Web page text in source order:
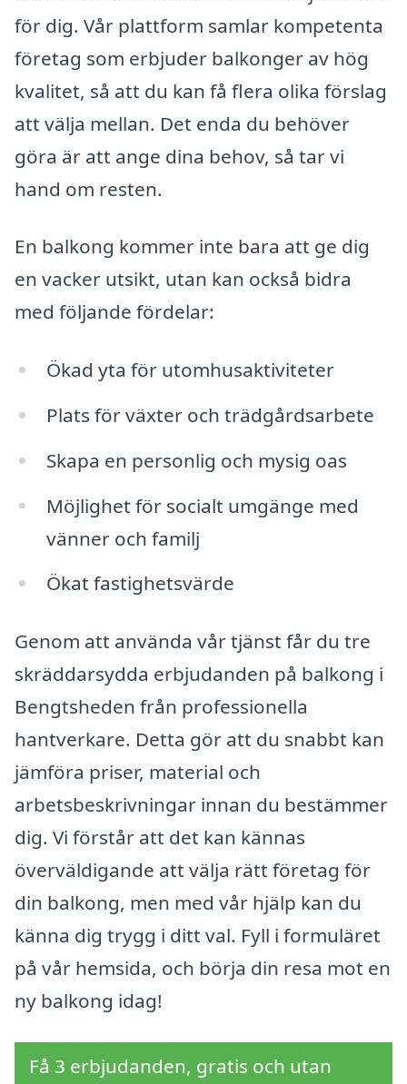
för dig. Vår plattform samlar kompetenta
företag som erbjuder balkonger av hög
kvalitet, så att du kan få flera olika förslag
att välja mellan. Det enda du behöver
göra är att ange dina behov, så tar vi
hand om resten.
En balkong kommer inte bara att ge dig
en vacker utsikt, utan kan också bidra
med följande fördelar:
Ökad yta för utomhusaktiviteter
Plats för växter och trädgårdsarbete
Skapa en personlig och mysig oas
Möjlighet för socialt umgänge med
vänner och familj
Ökat fastighetsvärde
Genom att använda vår tjänst får du tre
skräddarsydda erbjudanden på balkong i
Bengtsheden från professionella
hantverkare. Detta gör att du snabbt kan
jämföra priser, material och
arbetsbeskrivningar innan du bestämmer
dig. Vi förstår att det kan kännas
överväldigande att välja rätt företag för
din balkong, men med vår hjälp kan du
känna dig trygg i ditt val. Fyll i formuläret
på vår hemsida, och börja din resa mot en
ny balkong idag!
Få 3 erbjudanden, gratis och utan